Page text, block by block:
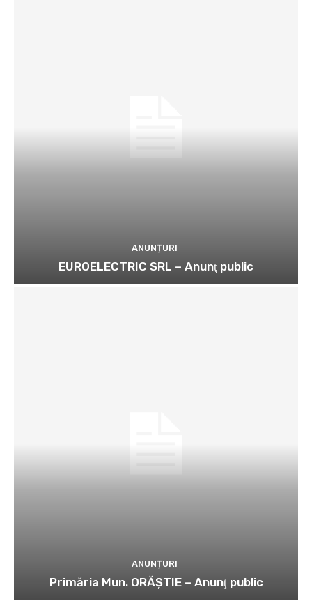
ANUNȚURI
EUROELECTRIC SRL – Anunţ public
ANUNȚURI
Primăria Mun. ORĂȘTIE – Anunţ public